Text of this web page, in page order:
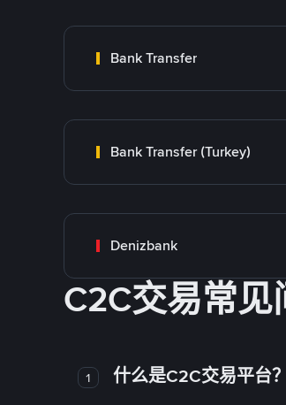
Bank Transfer
Bank Transfer (Turkey)
Denizbank
C2C交易常见
1 什么是C2C交易平台？